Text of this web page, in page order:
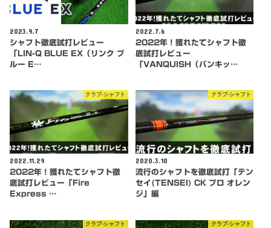
2023.9.7
シャフト徹底試打レビュー
「LIN-Q BLUE EX（リンク ブ
ルー E…
2022.7.6
2022年！獲れたてシャフト徹
底試打レビュー
「VANQUISH（バンキッ…
クラブ-シャフト
2022.11.29
2022年！獲れたてシャフト徹
底試打レビュー「Fire
Express …
クラブ-シャフト
2020.3.10
流行のシャフトを徹底試打「テン
セイ(TENSEI) CK プロ オレン
ジ」編
クラブ-シャフト クラブ-シャフト